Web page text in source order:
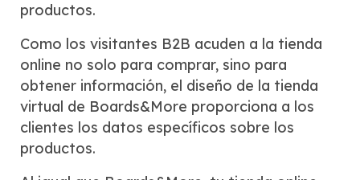
productos.
Como los visitantes B2B acuden a la tienda
online no solo para comprar, sino para
obtener información, el diseño de la tienda
virtual de Boards&More proporciona a los
clientes los datos específicos sobre los
productos.